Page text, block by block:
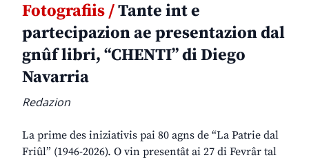
Fotografiis /Tante int e
partecipazion ae presentazion dal
gnûf libri, “CHENTI” di Diego
Navarria
Redazion
La prime des iniziativis pai 80 agns de “La Patrie dal
Friûl” (1946-2026). O vin presentât ai 27 di Fevrâr tal